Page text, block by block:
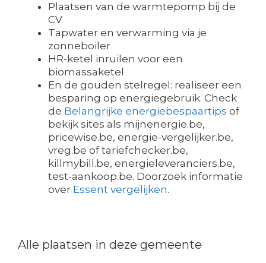
Plaatsen van de warmtepomp bij de
CV
Tapwater en verwarming via je
zonneboiler
HR-ketel inruilen voor een
biomassaketel
En de gouden stelregel: realiseer een
besparing op energiegebruik. Check
de Belangrijke energiebespaartips of
bekijk sites als mijnenergie.be,
pricewise.be, energie-vergelijker.be,
vreg.be of tariefchecker.be,
killmybill.be, energieleveranciers.be,
test-aankoop.be. Doorzoek informatie
over Essent vergelijken.
Alle plaatsen in deze gemeente